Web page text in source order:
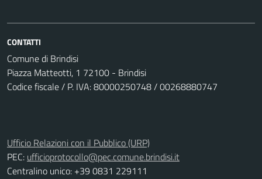
CONTATTI
Comune di Brindisi
Piazza Matteotti, 1 72100 - Brindisi
Codice fiscale / P. IVA: 80000250748 / 00268880747
Ufficio Relazioni con il Pubblico (URP)
PEC: ufficioprotocollo@pec.comune.brindisi.it
Centralino unico: +39 0831 229111